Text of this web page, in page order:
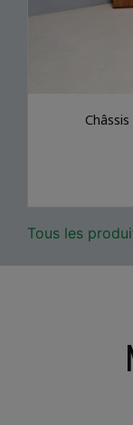
Tous les